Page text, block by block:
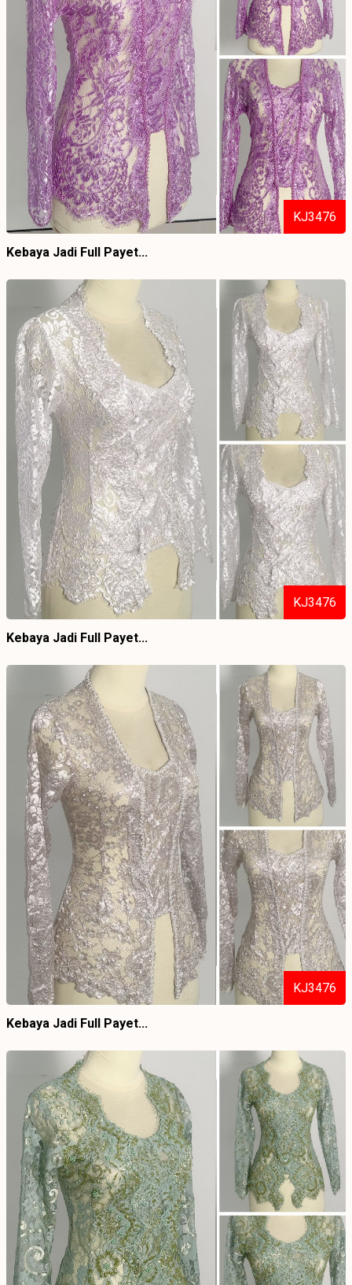
KJ3476
Kebaya Jadi Full Payet...
KJ3476
Kebaya Jadi Full Payet...
KJ3476
Kebaya Jadi Full Payet...